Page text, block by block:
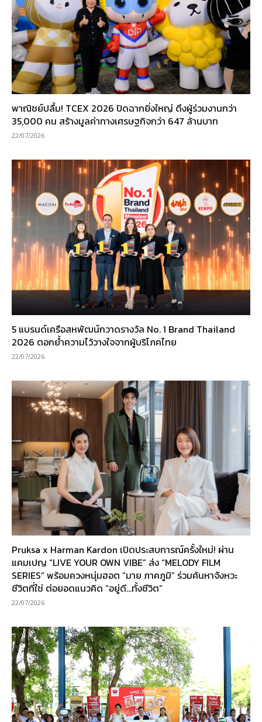
พาณิชย์ปลื้ม! TCEX 2026 ปิดฉากยิ่งใหญ่ ดึงผู้ร่วมงานกว่า
35,000 คน สร้างมูลค่าทางเศรษฐกิจกว่า 647 ล้านบาท
22/07/2026
5 แบรนด์เครือสหพัฒน์กวาดรางวัล No. 1 Brand Thailand
2026 ตอกย้ำความไว้วางใจจากผู้บริโภคไทย
22/07/2026
Pruksa x Harman Kardon เปิดประสบการณ์ครั้งใหม่! ผ่าน
แคมเปญ “LIVE YOUR OWN VIBE” ส่ง “MELODY FILM
SERIES” พร้อมควงหนุ่มฮอต “มาย ภาคภูมิ” ร่วมค้นหาจังหวะ
ชีวิตที่ใช่ ต่อยอดแนวคิด “อยู่ดี…ทั้งชีวิต”
22/07/2026